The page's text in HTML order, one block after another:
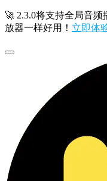
🚀 2.3.0将支持全局音
放器一样好用！ 立即体